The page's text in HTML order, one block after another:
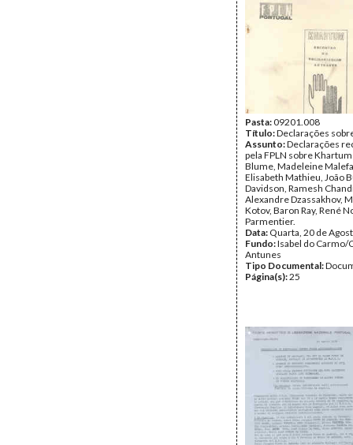
Pasta:09201.008
Título:Declarações
Assunto:Declarações
pela FPLN sobre Khartum
Blume, Madeleine
Elisabeth Mathieu, João
Davidson, Ramesh
Alexandre Dzassakhov,
Kotov, Baron Ray, René
Parmentier.
Data: Quarta, 20 de
Fundo:Isabel do Carmo/
Antunes
Tipo Documental:
Página(s):25